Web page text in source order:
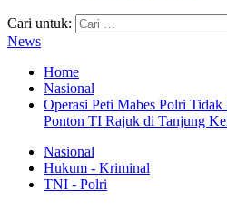
Cari untuk:
News
Home
Nasional
Operasi Peti Mabes Polri
Ponton TI Rajuk di Tanjung
Nasional
Hukum - Kriminal
TNI - Polri